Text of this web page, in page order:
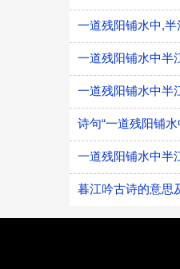
一道残阳铺水中,
一道残阳铺水中半
一道残阳铺水中半
诗句“一道残阳铺
一道残阳铺水中半
暮江吟古诗的意思